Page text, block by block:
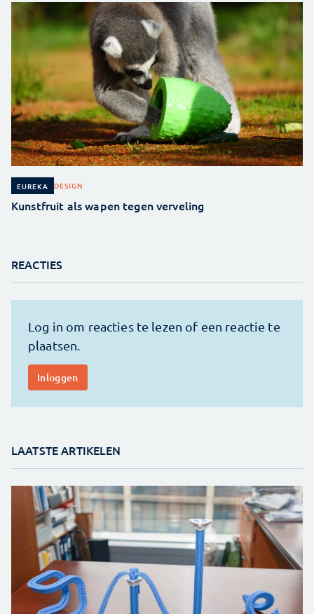
EUREKA DESIGN
Kunstfruit als wapen tegen verveling
REACTIES
LAATSTE ARTIKELEN